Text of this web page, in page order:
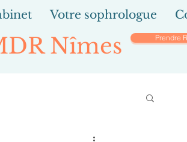
Votre sophrologue
Nîmes Prendre